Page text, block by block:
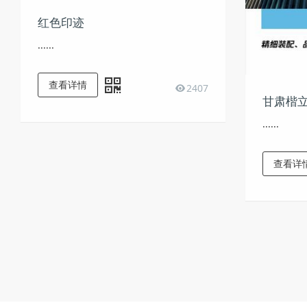
红色印迹
......
2407
查看详情
甘肃楷
......
查看详